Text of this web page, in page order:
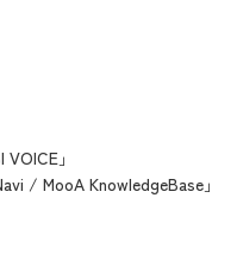
」
/ MooA KnowledgeBase」